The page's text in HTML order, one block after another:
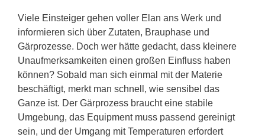
Viele Einsteiger gehen voller Elan ans Werk und
informieren sich über Zutaten, Brauphase und
Gärprozesse. Doch wer hätte gedacht, dass kleinere
Unaufmerksamkeiten einen großen Einfluss haben
können? Sobald man sich einmal mit der Materie
beschäftigt, merkt man schnell, wie sensibel das
Ganze ist. Der Gärprozess braucht eine stabile
Umgebung, das Equipment muss passend gereinigt
sein, und der Umgang mit Temperaturen erfordert